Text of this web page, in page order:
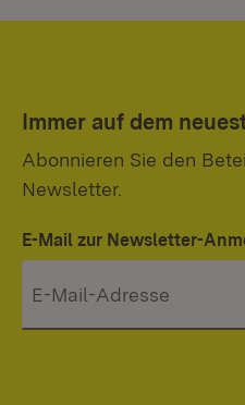
Immer auf dem
Abonnieren Sie den
Newsletter.
E-Mail zur Newsletter-